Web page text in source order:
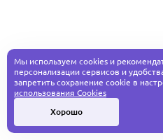
Мы используем cookies и
персонализации сервисов и
запретить сохранение cookie в
использования Cookies
Хорошо